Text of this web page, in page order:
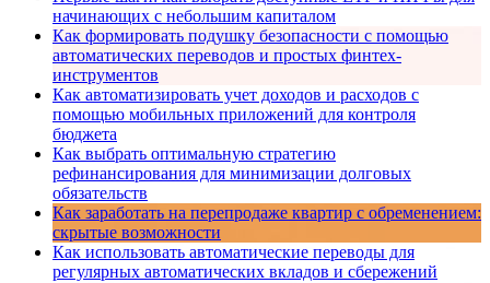
начинающих с небольшим капиталом
Как формировать подушку безопасности с помощью
автоматических переводов и простых финтех-
инструментов
Как автоматизировать учет доходов и расходов с
помощью мобильных приложений для контроля
бюджета
Как выбрать оптимальную стратегию
рефинансирования для минимизации долговых
обязательств
Как заработать на перепродаже квартир с обременением:
скрытые возможности
Как использовать автоматические переводы для
регулярных автоматических вкладов и сбережений